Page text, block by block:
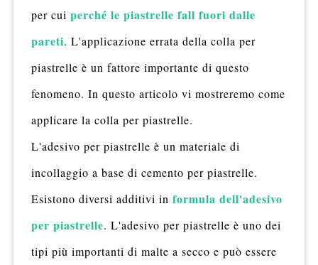
per cui perché le piastrelle fall fuori dalle
pareti. L'applicazione errata della colla per
piastrelle è un fattore importante di questo
fenomeno. In questo articolo vi mostreremo come
applicare la colla per piastrelle.
L'adesivo per piastrelle è un materiale di
incollaggio a base di cemento per piastrelle.
Esistono diversi additivi in formula dell'adesivo
per piastrelle. L'adesivo per piastrelle è uno dei
tipi più importanti di malte a secco e può essere